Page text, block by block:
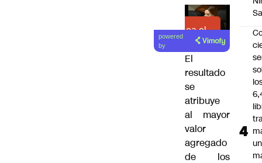
Lea el
artículo
powered
by
El
resultado
se
atribuye
al mayor
valor
agregado
de los
un